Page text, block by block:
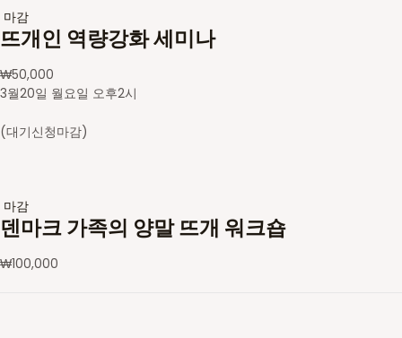
마감
뜨개인 역량강화 세미나
₩50,000
3월20일 월요일 오후2시
(대기신청마감)
마감
덴마크 가족의 양말 뜨개 워크숍
₩100,000